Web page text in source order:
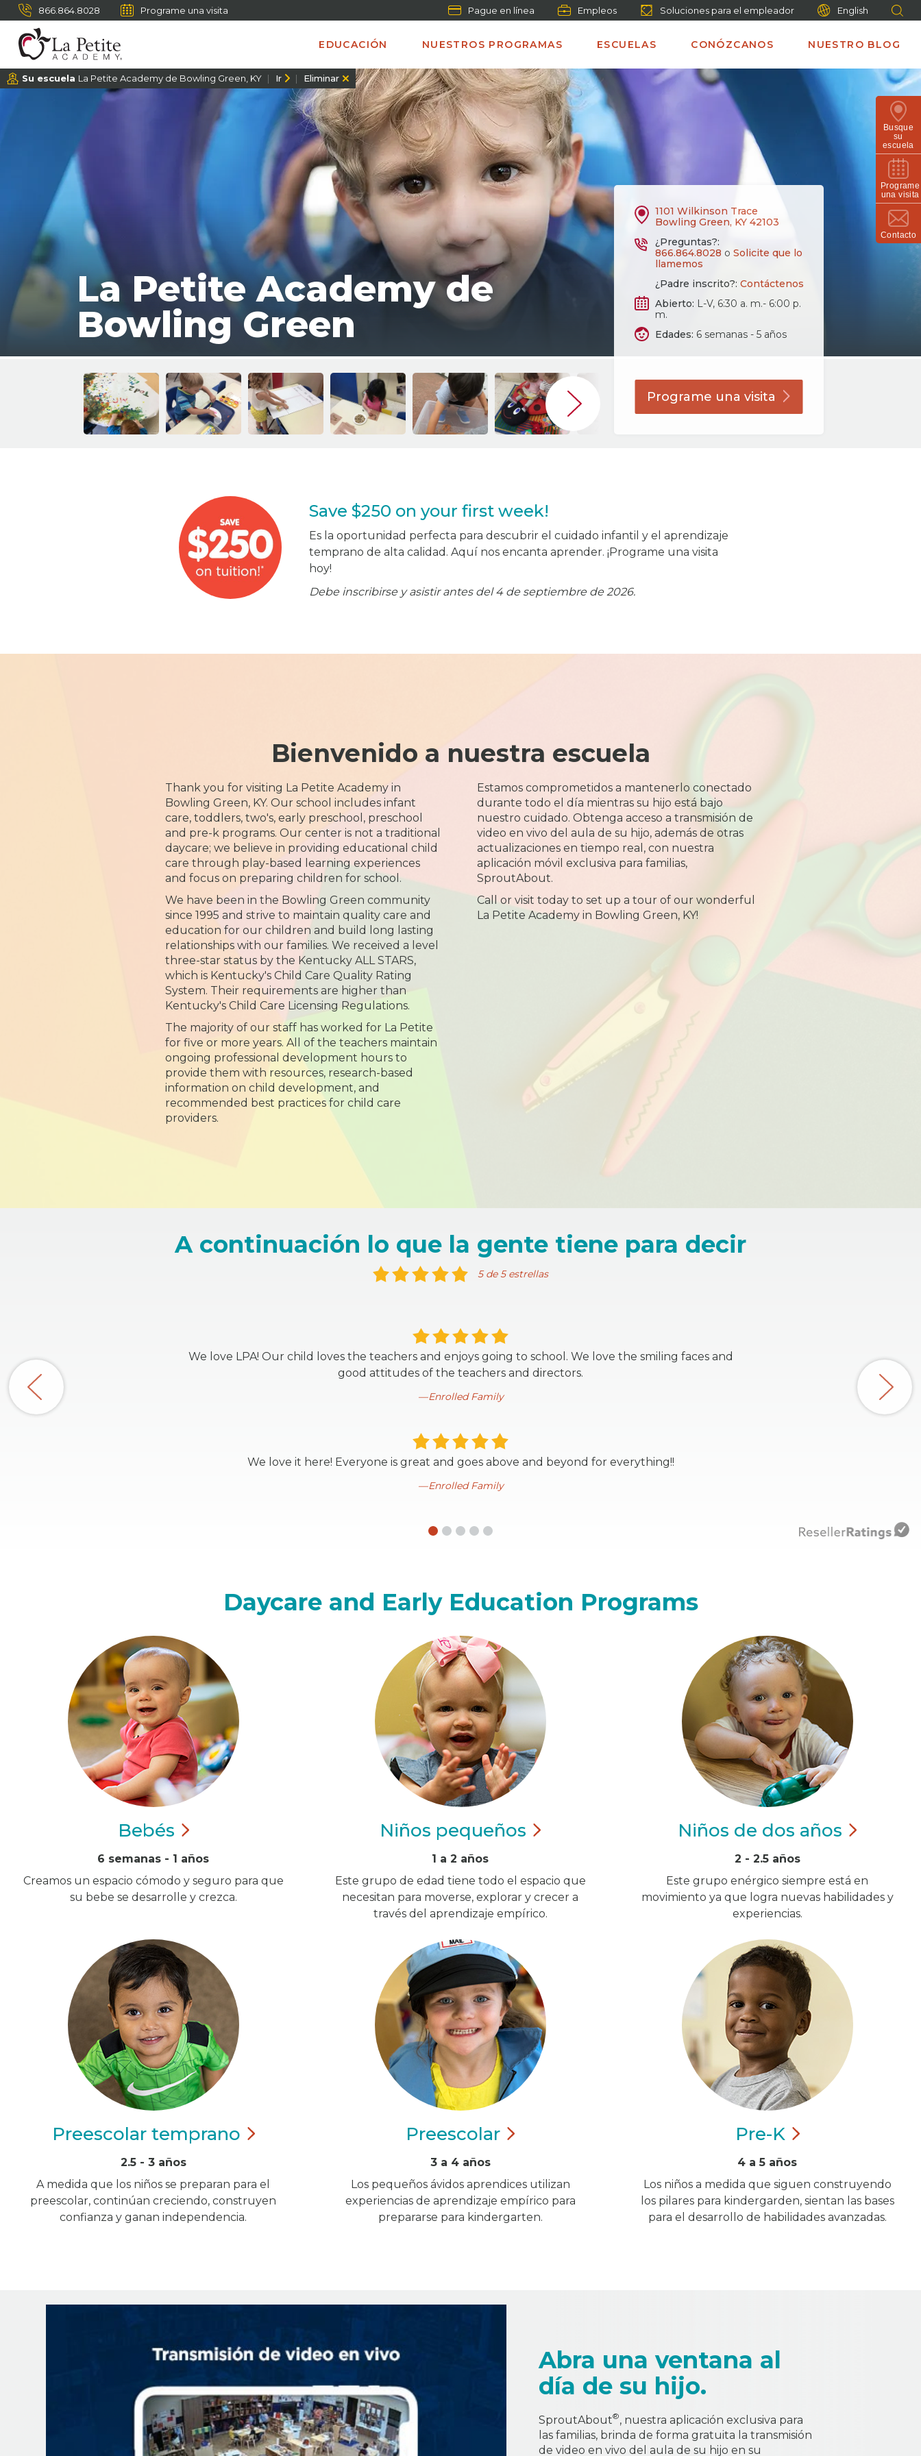
866.864.8028 Programe una visita Pague en línea Empleos Soluciones para el empleador English
EDUCACIÓN NUESTROS PROGRAMAS ESCUELAS CONÓZCANOS NUESTRO BLOG
Busque
su
escuela
Programe
una visita
Contacto
Su escuela La Petite Academy de Bowling Green, KY Ir Eliminar
La Petite Academy de
Bowling Green
1101 Wilkinson Trace
Bowling Green, KY 42103
¿Preguntas?:
866.864.8028 o Solicite que lo
llamemos
¿Padre inscrito?: Contáctenos
Abierto: L-V, 6:30 a. m.- 6:00 p.
m.
Edades: 6 semanas - 5 años
Programe unavisita
Save $250 on your first week!
Es la oportunidad perfecta para descubrir el cuidado infantil y el aprendizaje
temprano de alta calidad. Aquí nos encanta aprender. ¡Programe una visita
hoy!
Debe inscribirse y asistir antes del 4 de septiembre de 2026.
Bienvenido a nuestra escuela
Thank you for visiting La Petite Academy in
Bowling Green, KY. Our school includes infant
care, toddlers, two's, early preschool, preschool
and pre-k programs. Our center is not a traditional
daycare; we believe in providing educational child
care through play-based learning experiences
and focus on preparing children for school.
We have been in the Bowling Green community
since 1995 and strive to maintain quality care and
education for our children and build long lasting
relationships with our families. We received a level
three-star status by the Kentucky ALL STARS,
which is Kentucky's Child Care Quality Rating
System. Their requirements are higher than
Kentucky's Child Care Licensing Regulations.
The majority of our staff has worked for La Petite
for five or more years. All of the teachers maintain
ongoing professional development hours to
provide them with resources, research-based
information on child development, and
recommended best practices for child care
providers.
Estamos comprometidos a mantenerlo conectado
durante todo el día mientras su hijo está bajo
nuestro cuidado. Obtenga acceso a transmisión de
video en vivo del aula de su hijo, además de otras
actualizaciones en tiempo real, con nuestra
aplicación móvil exclusiva para familias,
SproutAbout.
Call or visit today to set up a tour of our wonderful
La Petite Academy in Bowling Green, KY!
A continuación lo que la gente tiene para decir
5 de 5 estrellas
We love LPA! Our child loves the teachers and enjoys going to school. We love the smiling faces and
good attitudes of the teachers and directors.
Enrolled Family
We love it here! Everyone is great and goes above and beyond for everything!!
Enrolled Family
Daycare and Early Education Programs
Bebés
6 semanas - 1 años
Creamos un espacio cómodo y seguro para que
su bebe se desarrolle y crezca.
Niños pequeños
1 a 2 años
Este grupo de edad tiene todo el espacio que
necesitan para moverse, explorar y crecer a
través del aprendizaje empírico.
Niños de dos años
2 - 2.5 años
Este grupo enérgico siempre está en
movimiento ya que logra nuevas habilidades y
experiencias.
Preescolar temprano
2.5 - 3 años
A medida que los niños se preparan para el
preescolar, continúan creciendo, construyen
confianza y ganan independencia.
Preescolar
3 a 4 años
Los pequeños ávidos aprendices utilizan
experiencias de aprendizaje empírico para
prepararse para kindergarten.
Pre-K
4 a 5 años
Los niños a medida que siguen construyendo
los pilares para kindergarden, sientan las bases
para el desarrollo de habilidades avanzadas.
Abra una ventana al
día de su hijo.
SproutAbout®, nuestra aplicación exclusiva para
las familias, brinda de forma gratuita la transmisión
de video en vivo del aula de su hijo en su